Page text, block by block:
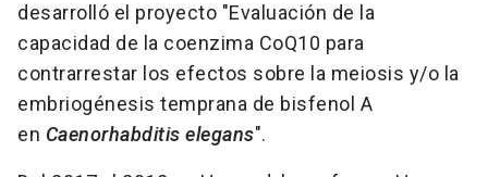
desarrolló el proyecto "Evaluación de la
capacidad de la coenzima CoQ10 para
contrarrestar los efectos sobre la meiosis y/o la
embriogénesis temprana de bisfenol A
en Caenorhabditis elegans".